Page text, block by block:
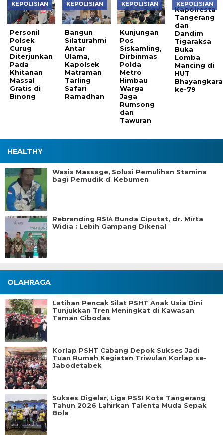
KEPOLISIAN
Personil
Polsek
Curug
Diterjunkan
Pada
Khitanan
Massal
Gratis di
Binong
KEPOLISIAN
Bangun
Silaturahmi
Antar
Ulama,
Kapolsek
Matraman
Tarling
Safari
Ramadhan
KEPOLISIAN
Kunjungan
Pos
Siskamling,
Dirbinmas
Polda
Metro
Himbau
Warga
Jaga
Rumsong
dan
Tawuran
KEPOLISIAN
Kapolresta
Tangerang
dan
Dandim
Tigaraksa
Buka
Lomba
Mancing di
HUT
Bhayangkara
ke-79
HEALTHY
Wasis Massage, Solusi Pemulihan Stamina
bagi Pemudik di Kebumen
Rebranding RSIA Bunda Ciputat, dr. Mirta
Widia : Lebih Gampang Dikenal
OLAHRAGA
Latihan Pencak Silat PSHT Anak Usia Dini
Tunjukkan Tren Meningkat di Kawasan
Taman Cibodas
Korlap PSHT Cabang Depok Sukses Jadi
Tuan Rumah Kegiatan Triwulan Korlap se-
Jabodetabek
Sukses Digelar, Liga PSSI Kota Tangerang
Tahun 2026 Lahirkan Talenta Muda Sepak
Bola